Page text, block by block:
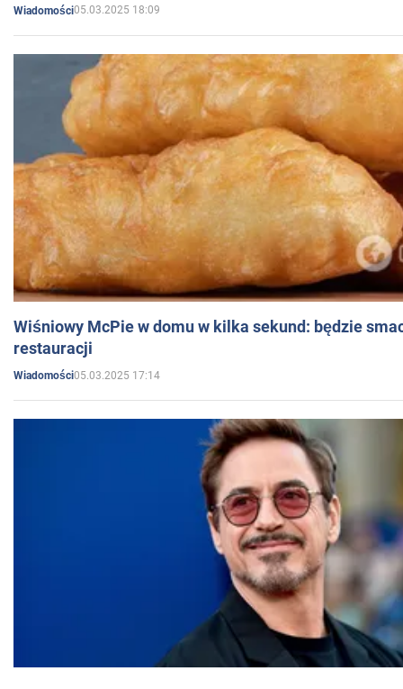
Wiadomości05.03.2025 18:09
Wiśniowy McPie w domu w kilka sekund: będzie
restauracji
Wiadomości05.03.2025 17:14